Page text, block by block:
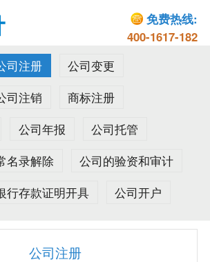
免费热线:
400-1617-182
司注册
公司变更
司注销
商标注册
公司年报
公司托管
名录解除
公司的验资和审计
行存款证明开具 公司开户
公司注册